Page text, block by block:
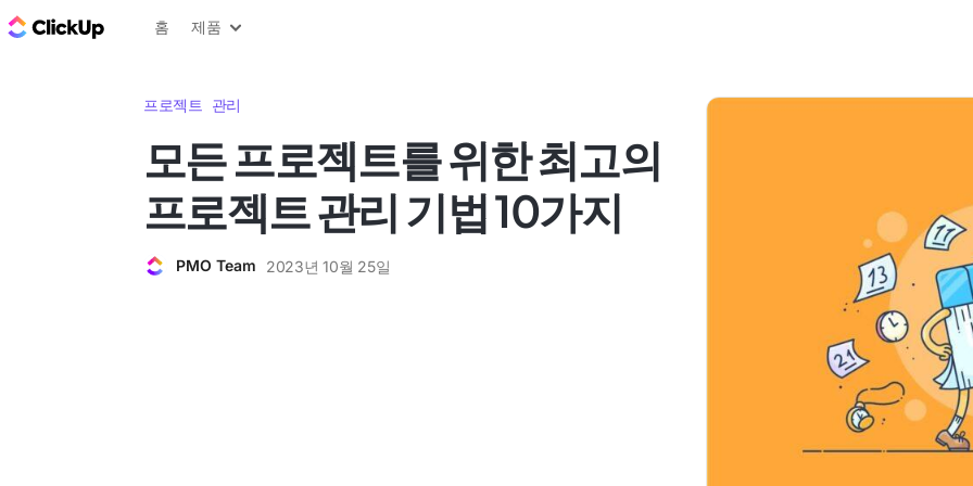
ClickUp 블로그
홈 제품
프로젝트 관리
모든 프로젝트를 위한 최고의
프로젝트 관리 기법 10가지
PMO Team 2023년 10월 25일